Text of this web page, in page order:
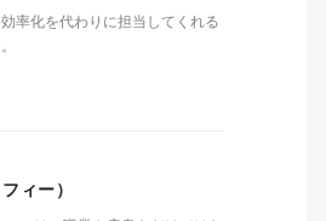
率化を代わりに担当してくれる
ィー）